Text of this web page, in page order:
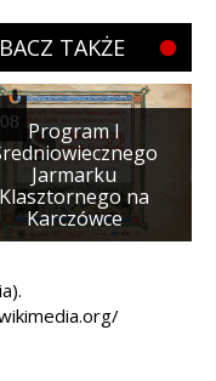
TAKŻE
Program I
Jarmarku
Klasztornego na
Karczówce